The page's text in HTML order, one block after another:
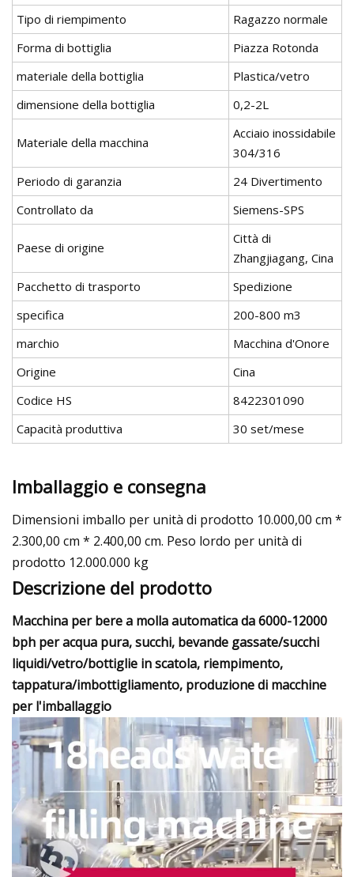
Tipo di riempimento
Ragazzo normale
Forma di bottiglia
Piazza Rotonda
materiale della bottiglia
Plastica/vetro
dimensione della bottiglia
0,2-2L
Materiale della macchina
Acciaio inossidabile
304/316
Periodo di garanzia
24 Divertimento
Controllato da
Siemens-SPS
Paese di origine
Città di
Zhangjiagang, Cina
Pacchetto di trasporto
Spedizione
specifica
200-800 m3
marchio
Macchina d'Onore
Origine
Cina
Codice HS
8422301090
Capacità produttiva
30 set/mese
Imballaggio e consegna
Dimensioni imballo per unità di prodotto 10.000,00 cm *
2.300,00 cm * 2.400,00 cm. Peso lordo per unità di
prodotto 12.000.000 kg
Descrizione del prodotto
Macchina per bere a molla automatica da 6000-12000
bph per acqua pura, succhi, bevande gassate/succhi
liquidi/vetro/bottiglie in scatola, riempimento,
tappatura/imbottigliamento, produzione di macchine
per l'imballaggio